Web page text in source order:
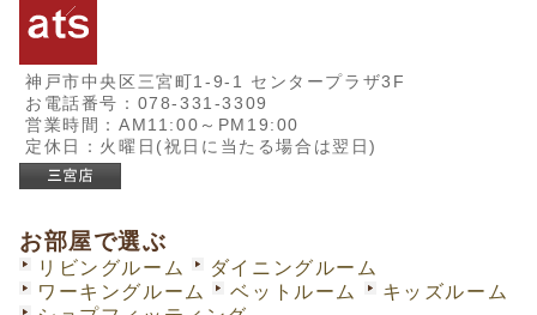
神戸市中央区三宮町1-9-1 センタープラザ3F
お電話番号：078-331-3309
営業時間：AM11:00～PM19:00
定休日：火曜日(祝日に当たる場合は翌日)
お部屋で選ぶ
リビングルーム
ダイニングルーム
ワーキングルーム
ベットルーム
キッズルーム